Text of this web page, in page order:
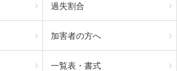
過失割合
加害者の方へ
一覧表・書式